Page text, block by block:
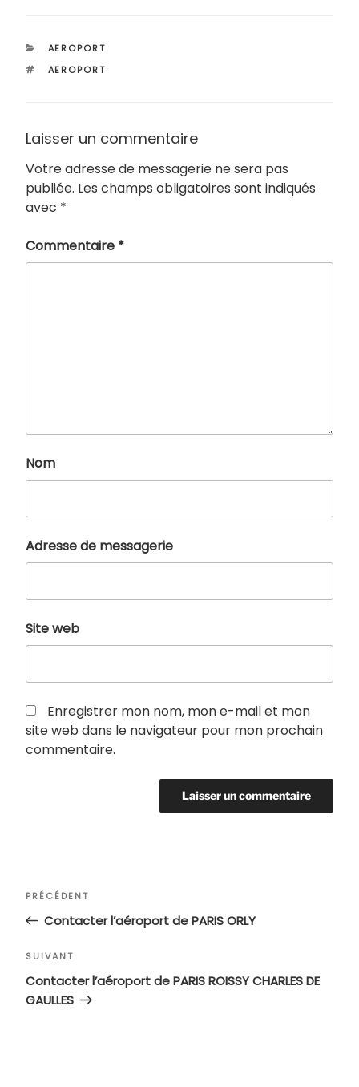
CATÉGORIES
AEROPORT
ÉTIQUETTES
AEROPORT
Laisser un commentaire
Votre adresse de messagerie ne sera pas
publiée. Les champs obligatoires sont indiqués
avec *
Commentaire *
Nom
Adresse de messagerie
Site web
Enregistrer mon nom, mon e-mail et mon
site web dans le navigateur pour mon prochain
commentaire.
Navigation
l’article
Article
précédent
PRÉCÉDENT
Contacter l’aéroport de PARIS ORLY
Article
suivant
SUIVANT
Contacter l’aéroport de PARIS ROISSY CHARLES DE
GAULLES